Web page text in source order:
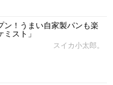
ン！うまい自家製パンも楽
スト」
スイカ小太郎。